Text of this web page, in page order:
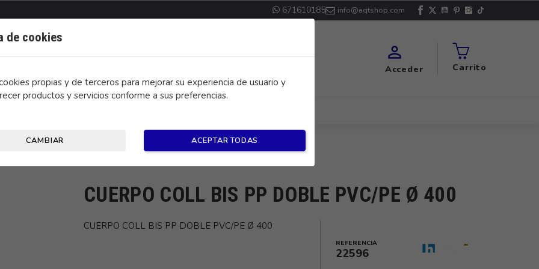
de cookies
propias y de terceros para mejorar su experiencia de usuario y
productos y servicios conforme a sus preferencias.
CAMBIAR ACEPTAR TODAS
671610185 info@aqtshop.com

Acceder Carrito
PVC/PE Ø 400
CUERPO COLL BIS PP DOBLE PVC/PE Ø 400
CUERPO COLL BIS PP DOBLE PVC/PE Ø 400
REFERENCIA
22596